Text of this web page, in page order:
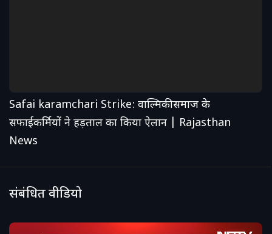
Safai karamchari Strike: वाल्मिकी समाज के
सफाईकर्मियों ने हड़ताल का किया ऐलान | Rajasthan
News
संबंधित वीडियो